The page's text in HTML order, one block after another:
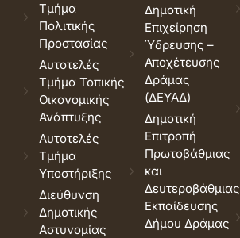
Τμήμα
Πολιτικής
Προστασίας
Αυτοτελές
Τμήμα Τοπικής
Οικονομικής
Ανάπτυξης
Αυτοτελές
Τμήμα
Υποστήριξης
Διεύθυνση
Δημοτικής
Αστυνομίας
Δημοτική
Επιχείρηση
Ύδρευσης –
Αποχέτευσης
Δράμας
(ΔΕΥΑΔ)
Δημοτική
Επιτροπή
Πρωτοβάθμιας
και
Δευτεροβάθμιας
Εκπαίδευσης
Δήμου Δράμας